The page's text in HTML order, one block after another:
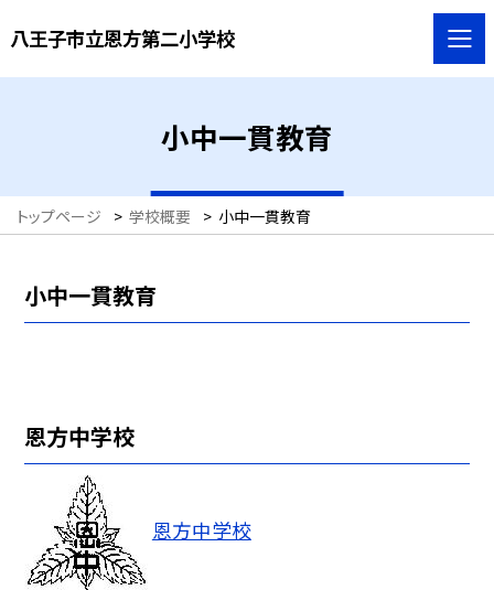
八王子市立恩方第二小学校
小中一貫教育
トップページ > 学校概要 > 小中一貫教育
小中一貫教育
恩方中学校
恩方中学校